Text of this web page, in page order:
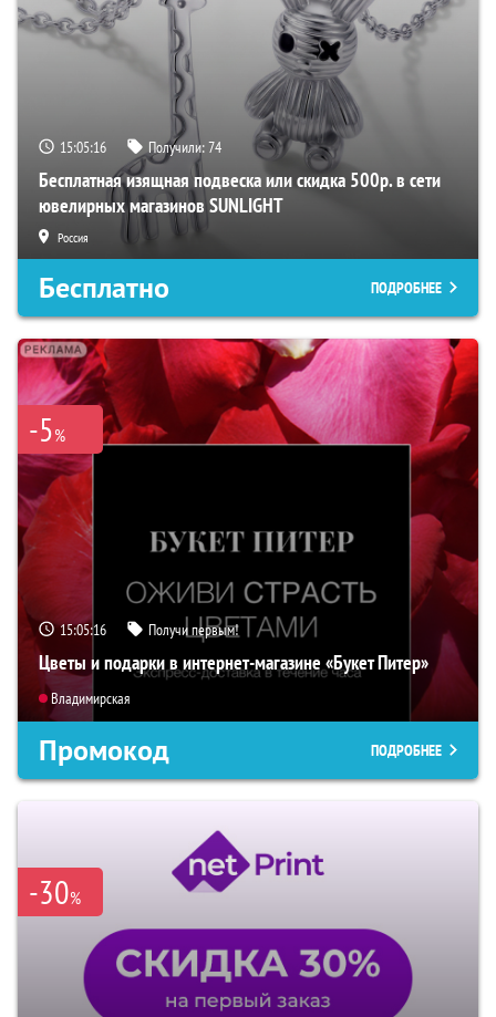
15:05:15 Получили:74
Бесплатная изящная подвеска или скидка 500р. в сети
ювелирных магазинов SUNLIGHT
Россия
Бесплатно ПОДРОБНЕЕ
-5%
15:05:15 Получи первым!
Цветы и подарки в интернет-магазине «Букет Питер»
Владимирская
Промокод ПОДРОБНЕЕ
-30%